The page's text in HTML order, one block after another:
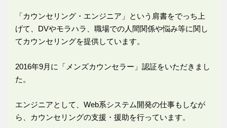
「カウンセリング・エンジニア」という肩書をでっち上
げて、DVやモラハラ、職場での人間関係や悩み等に関し
てカウンセリングを提供しています。
2016年9月に「メンズカウンセラー」認証をいただきまし
た。
エンジニアとして、Web系システム開発の仕事もしなが
ら、カウンセリングの支援・援助を行っています。